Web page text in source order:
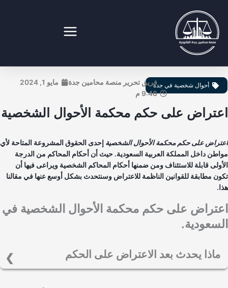
أحوال شخصية في جدةفريق تحرير منصة محامين جدة
مايو 1, 2024
9:48 م
على حكم محكمة الأحوال الشخصية
على حكم محكمة الأحوال الشخصيةإحدى الحقوق المشروعة المتاحة لأي
داخل المملكة العربية السعودية. حيث أن أحكام المحاكم من الدرجة
قابلة للاستئناف ومن ضمنها أحكام المحاكم الشخصية ويراعى فيها أن
مطابقة للقوانين الناظمة للاعتراض وسنتحدث بشكل أوسع عنها في مقالنا
على حكم محكمة الأحوال الشخصية في
ماذا يحدث بعد الاعتراض على الحكم